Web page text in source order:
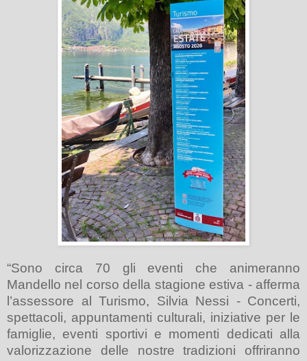
“Sono circa 70 gli eventi che animeranno
Mandello nel corso della stagione estiva - afferma
l’assessore al Turismo, Silvia Nessi - Concerti,
spettacoli, appuntamenti culturali, iniziative per le
famiglie, eventi sportivi e momenti dedicati alla
valorizzazione delle nostre tradizioni offriranno